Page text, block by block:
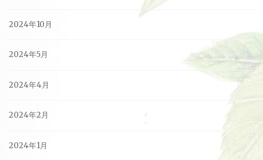
2024年10月
2024年5月
2024年4月
2024年2月
2024年1月